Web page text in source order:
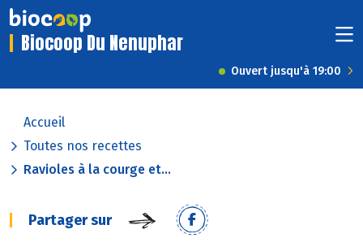
Biocoop Du Nenuphar
Ouvert jusqu'à 19:00
Accueil
Toutes nos recettes
Ravioles à la courge et...
Partager sur